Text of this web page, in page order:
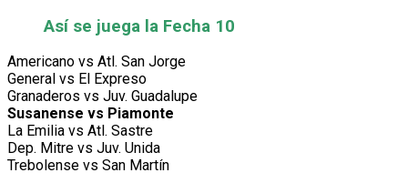
Así se juega la Fecha 10
Americano vs Atl. San Jorge
General vs El Expreso
Granaderos vs Juv. Guadalupe
Susanense vs Piamonte
La Emilia vs Atl. Sastre
Dep. Mitre vs Juv. Unida
Trebolense vs San Martín